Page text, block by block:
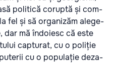
poli­ti­că corup­tă și com­
fel și să orga­ni­zăm ale­ge­
dar mă îndo­iesc că este
cap­tu­rat, cu o poli­ție
cu o popu­la­ție dez­a­